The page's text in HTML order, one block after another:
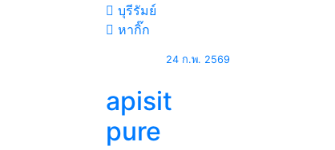
บุรีรัมย์
หากิ๊ก
24 ก.พ. 2569
apisit
pure